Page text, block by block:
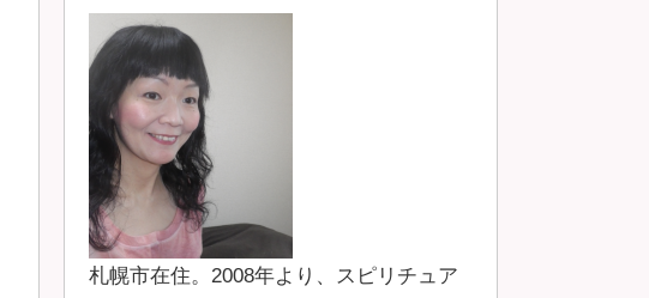
札幌市在住。2008年より、スピリチュア